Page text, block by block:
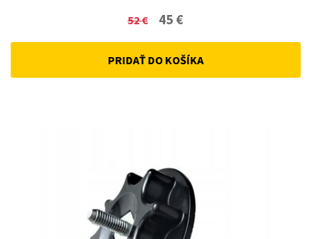
52€
Original
price
was:
45 €
price
is:
PRIDAŤ DO KOŠÍKA